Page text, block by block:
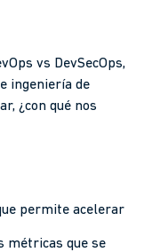
vs DevSecOps,
ingeniería de
¿con qué nos
permite acelerar
métricas que se